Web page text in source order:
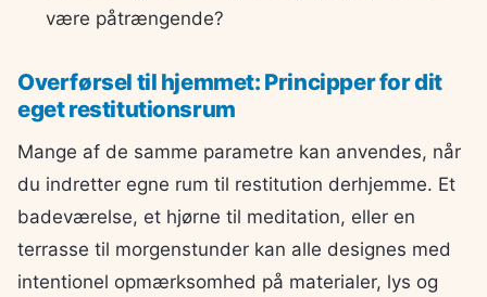
være påtrængende?
Overførsel til hjemmet: Principper for dit
eget restitutionsrum
Mange af de samme parametre kan anvendes, når
du indretter egne rum til restitution derhjemme. Et
badeværelse, et hjørne til meditation, eller en
terrasse til morgenstunder kan alle designes med
intentionel opmærksomhed på materialer, lys og